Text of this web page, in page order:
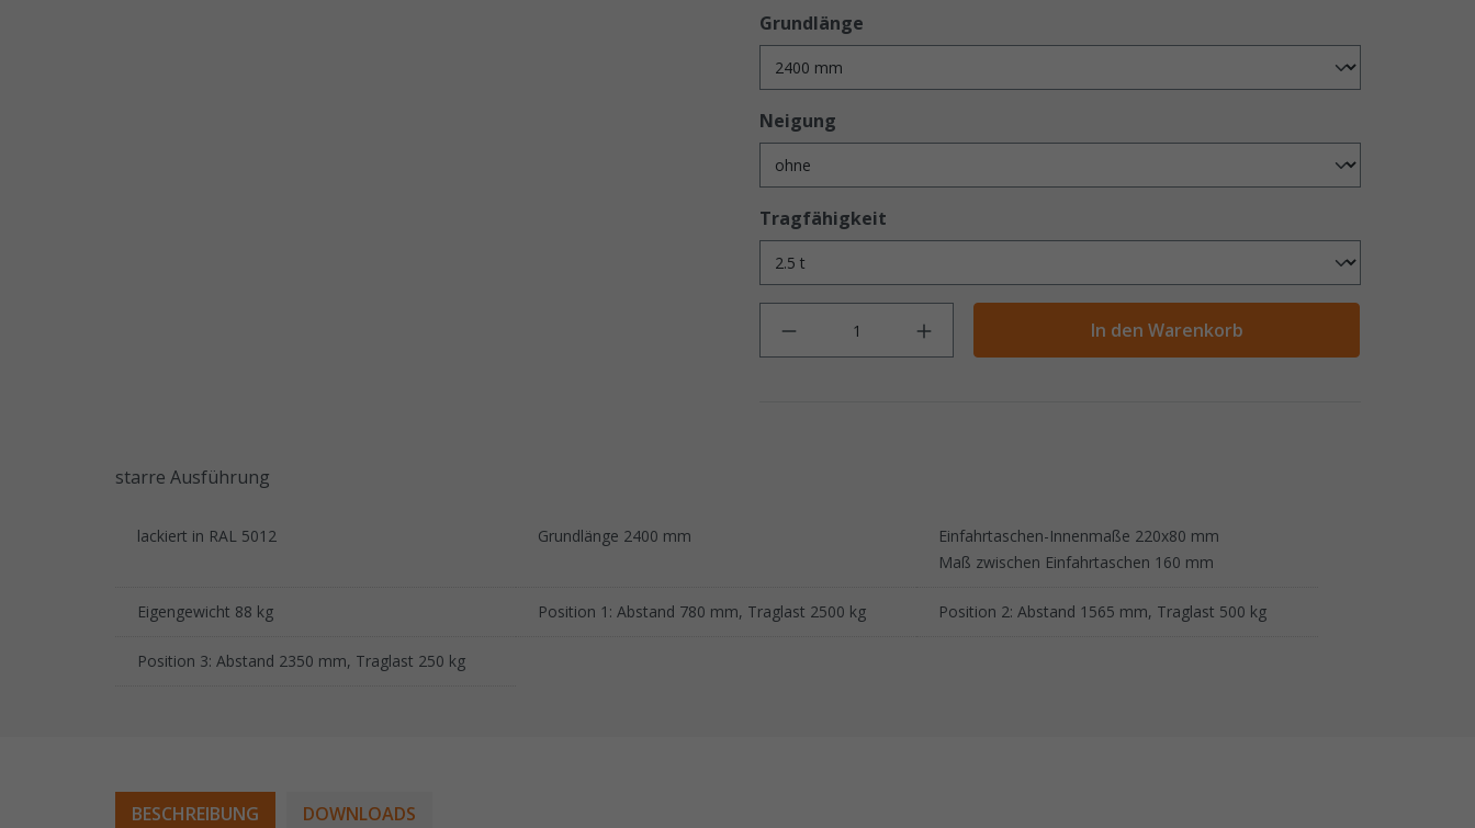
Grundlänge
Neigung
Tragfähigkeit
In den Warenkorb
starre Ausführung
lackiert in RAL 5012 Grundlänge 2400 mm
Einfahrtaschen-Innenmaße 220x80 mm
Maß zwischen Einfahrtaschen 160 mm
Eigengewicht 88 kg Position 1: Abstand 780 mm, Traglast 2500 kg Position 2: Abstand 1565 mm, Traglast 500 kg
Position 3: Abstand 2350 mm, Traglast 250 kg
BESCHREIBUNG DOWNLOADS